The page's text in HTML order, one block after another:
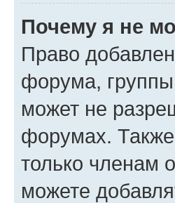
Почему я не
Право
форума,
может не
форумах.
только членам
можете